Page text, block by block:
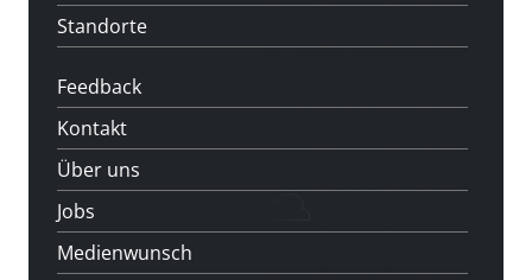
Standorte
Feedback
Kontakt
Über uns
Jobs
Medienwunsch